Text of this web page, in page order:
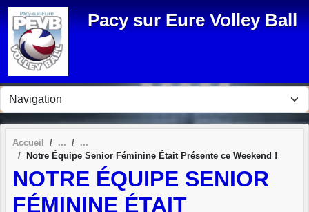
Pacy sur Eure Volley Ball
Accueil
Notre Équipe Senior Féminine Était Présente ce Weekend !
NOTRE ÉQUIPE SENIOR
FÉMININE ÉTAIT
Panneau de gestion des cookies